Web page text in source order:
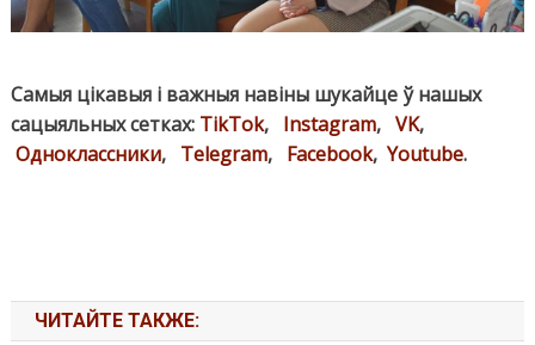
Самыя цікавыя і важныя навіны шукайце ў нашых
сацыяльных сетках: TikTok, Instagram, VK,
Одноклассники, Telegram, Facebook, Youtube.
ЧИТАЙТЕ ТАКЖЕ: